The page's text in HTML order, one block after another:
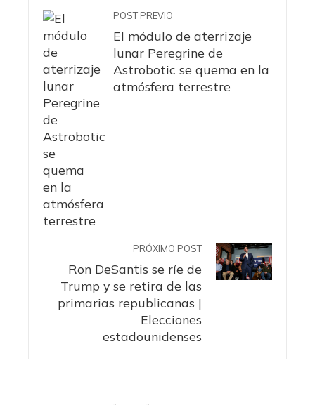
POST PREVIO
El módulo de aterrizaje
lunar Peregrine de
Astrobotic se quema en la
atmósfera terrestre
PRÓXIMO POST
Ron DeSantis se ríe de
Trump y se retira de las
primarias republicanas |
Elecciones
estadounidenses